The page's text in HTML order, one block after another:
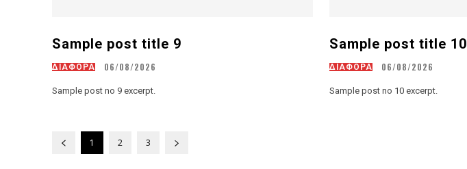
Sample post title 9
ΔΙΑΦΟΡΑ 06/08/2026
Sample post no 9 excerpt.
Sample post title 10
ΔΙΑΦΟΡΑ 06/08/2026
Sample post no 10 excerpt.
1 2 3